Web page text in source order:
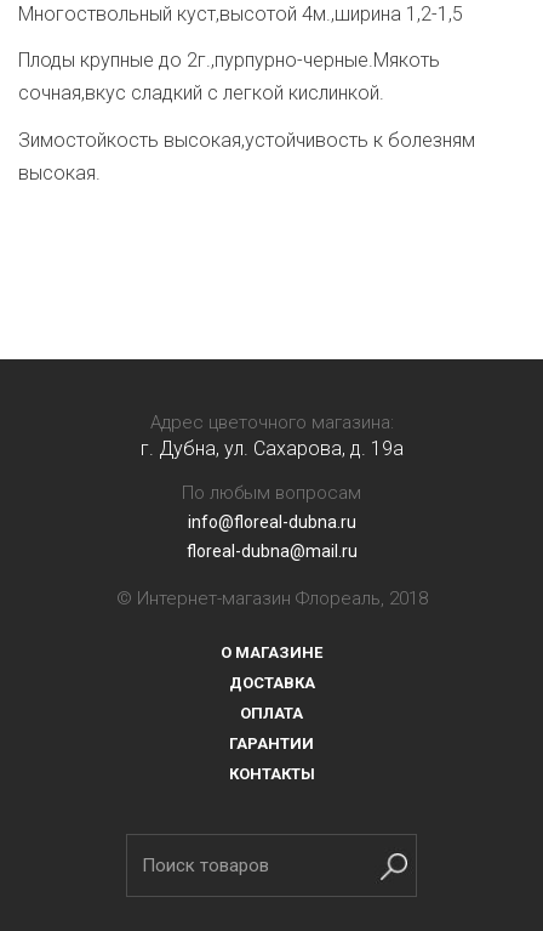
Многоствольный куст,высотой 4м.,ширина 1,2-1,5
Плоды крупные до 2г.,пурпурно-черные.Мякоть
сочная,вкус сладкий с легкой кислинкой.
Зимостойкость высокая,устойчивость к болезням
высокая.
Адрес цветочного магазина:
г. Дубна, ул. Сахарова, д. 19a
По любым вопросам
info@floreal-dubna.ru
floreal-dubna@mail.ru
© Интернет-магазин Флореаль, 2018
О МАГАЗИНЕ
ДОСТАВКА
ОПЛАТА
ГАРАНТИИ
КОНТАКТЫ